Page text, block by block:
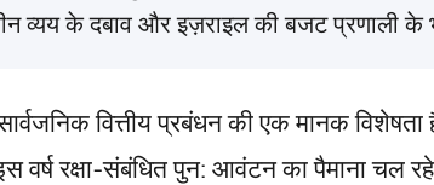
व्यय के दबाव और इज़राइल की बजट प्रणाली के
वित्तीय प्रबंधन की एक मानक विशेषता
रक्षा-संबंधित पुन: आवंटन का पैमाना चल रहे